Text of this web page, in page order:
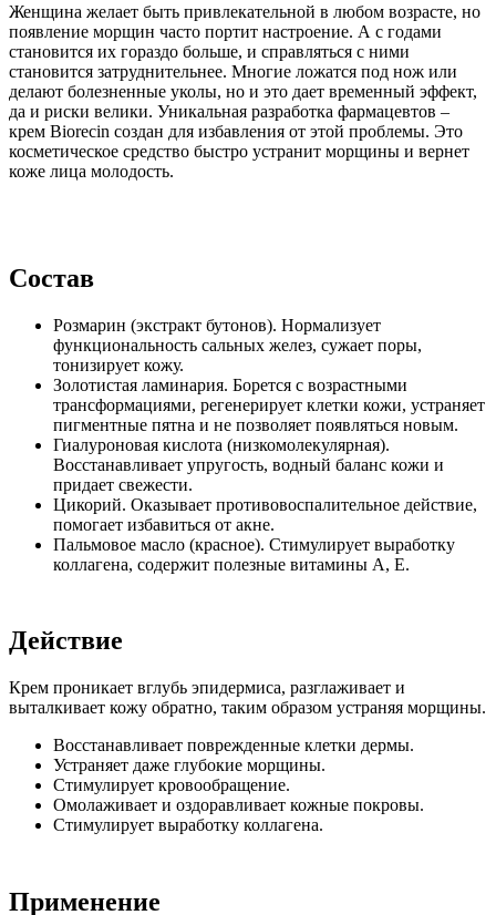
Женщина желает быть привлекательной в любом возрасте, но
появление морщин часто портит настроение. А с годами
становится их гораздо больше, и справляться с ними
становится затруднительнее. Многие ложатся под нож или
делают болезненные уколы, но и это дает временный эффект,
да и риски велики. Уникальная разработка фармацевтов –
крем Biorecin создан для избавления от этой проблемы. Это
косметическое средство быстро устранит морщины и вернет
коже лица молодость.
Состав
Розмарин (экстракт бутонов). Нормализует
функциональность сальных желез, сужает поры,
тонизирует кожу.
Золотистая ламинария. Борется с возрастными
трансформациями, регенерирует клетки кожи, устраняет
пигментные пятна и не позволяет появляться новым.
Гиалуроновая кислота (низкомолекулярная).
Восстанавливает упругость, водный баланс кожи и
придает свежести.
Цикорий. Оказывает противовоспалительное действие,
помогает избавиться от акне.
Пальмовое масло (красное). Стимулирует выработку
коллагена, содержит полезные витамины А, Е.
Действие
Крем проникает вглубь эпидермиса, разглаживает и
выталкивает кожу обратно, таким образом устраняя морщины.
Восстанавливает поврежденные клетки дермы.
Устраняет даже глубокие морщины.
Стимулирует кровообращение.
Омолаживает и оздоравливает кожные покровы.
Стимулирует выработку коллагена.
Применение